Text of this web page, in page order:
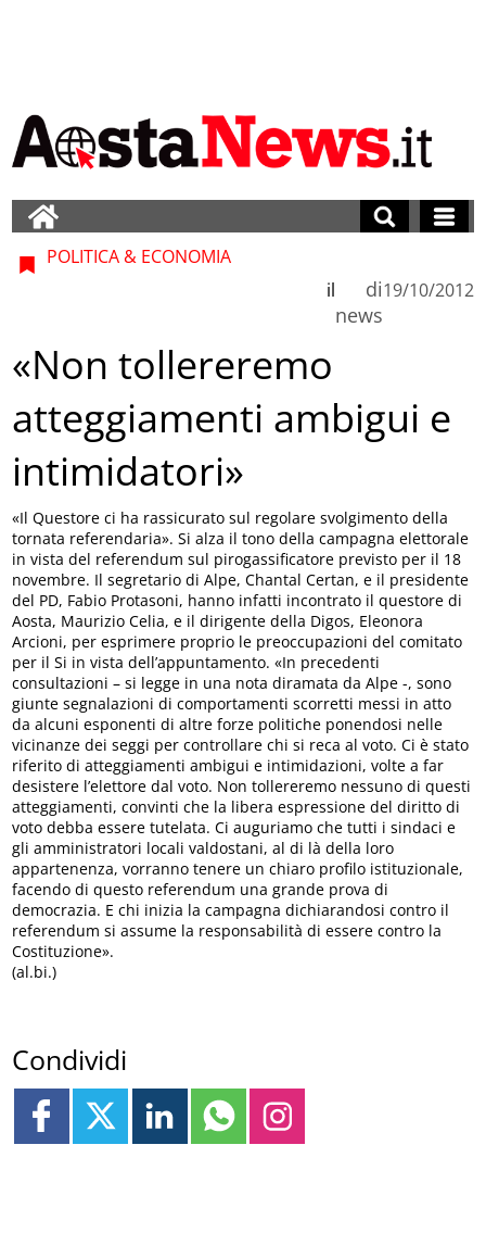
POLITICA & ECONOMIA
di
news
il 19/10/2012
«Non tollereremo
atteggiamenti ambigui e
intimidatori»
«Il Questore ci ha rassicurato sul regolare svolgimento della
tornata referendaria». Si alza il tono della campagna elettorale
in vista del referendum sul pirogassificatore previsto per il 18
novembre. Il segretario di Alpe, Chantal Certan, e il presidente
del PD, Fabio Protasoni, hanno infatti incontrato il questore di
Aosta, Maurizio Celia, e il dirigente della Digos, Eleonora
Arcioni, per esprimere proprio le preoccupazioni del comitato
per il Si in vista dell’appuntamento. «In precedenti
consultazioni – si legge in una nota diramata da Alpe -, sono
giunte segnalazioni di comportamenti scorretti messi in atto
da alcuni esponenti di altre forze politiche ponendosi nelle
vicinanze dei seggi per controllare chi si reca al voto. Ci è stato
riferito di atteggiamenti ambigui e intimidazioni, volte a far
desistere l’elettore dal voto. Non tollereremo nessuno di questi
atteggiamenti, convinti che la libera espressione del diritto di
voto debba essere tutelata. Ci auguriamo che tutti i sindaci e
gli amministratori locali valdostani, al di là della loro
appartenenza, vorranno tenere un chiaro profilo istituzionale,
facendo di questo referendum una grande prova di
democrazia. E chi inizia la campagna dichiarandosi contro il
referendum si assume la responsabilità di essere contro la
Costituzione».
(al.bi.)
Condividi